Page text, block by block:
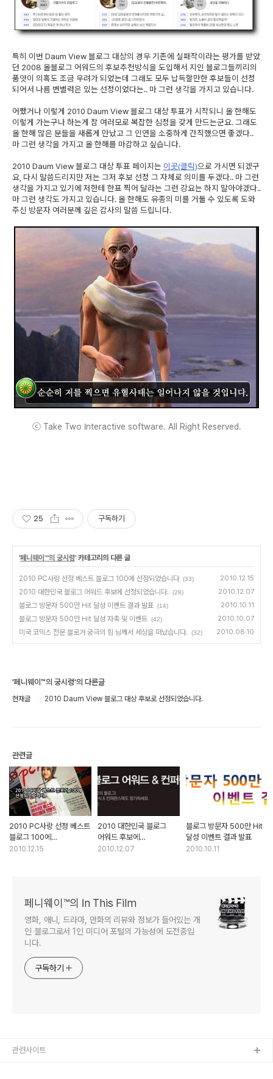
특히 이번 Daum View 블로그 대상의 경우 기존에 실패작이라는 평가를 받았
던 2008 올블로그 어워드의 후보추천방식을 도입해서 지인 블로그들끼리의
품앗이 의혹도 조금 우려가 되었는데 그래도 모두 납득할만한 후보들이 선정
되어서 나름 변별력은 있는 선정이었다는.. 마 그런 생각을 가지고 있습니다.
어쨌거나 이렇게 2010 Daum View 블로그 대상 투표가 시작되니 올 한해도
이렇게 가는구나 하는게 참 여러모로 복잡한 심정을 갖게 만드는군요. 그래도
올 한해 많은 분들을 새롭게 만났고 그 인연을 소중하게 간직했으면 좋겠다..
마 그런 생각을 가지고 올 한해를 마감하고 싶습니다.
2010 Daum View 블로그 대상 투표 페이지는 이곳(클릭)으로 가시면 되겠구
요, 다시 말씀드리지만 저는 그저 후보 선정 그 자체로 의미를 두겠다.. 마 그런
생각을 가지고 있기에 저한테 한표 찍어 달라는 그런 강요는 하지 말아야겠다..
마 그런 생각도 가지고 있습니다. 올 한해도 유종의 미를 거둘 수 있도록 도와
주신 방문자 여러분께 깊은 감사의 말씀 드립니다.
ⓒ Take Two Interactive software. All Right Reserved.
25 구독하기
'페니웨이™의 궁시렁' 카테고리의 다른 글
2010 PC사랑 선정 베스트 블로그 100에 선정되었습니다 (33) 2010.12.15
2010 대한민국 블로그 어워드 후보에 선정되었습니다. (28) 2010.12.07
블로그 방문자 500만 Hit 달성 이벤트 결과 발표 (14) 2010.10.11
블로그 방문자 500만 Hit 달성 자축 및 이벤트 (42) 2010.10.07
미국 코믹스 전문 블로거 궁극의 힘 님께서 세상을 떠났습니다. (32) 2010.08.10
'페니웨이™의 궁시렁'의 다른글
현재글 2010 Daum View 블로그 대상 후보로 선정되었습니다.
관련글
2010 PC사랑 선정 베스트
블로그 100에
선정되었습니다
2010.12.15
2010 대한민국 블로그
어워드 후보에
선정되었습니다.
2010.12.07
블로그 방문자 500만 Hit
달성 이벤트 결과 발표
2010.10.11
페니웨이™의 In This Film
영화, 애니, 드라마, 만화의 리뷰와 정보가 들어있는 개
인 블로그로서 1인 미디어 포털의 가능성에 도전중입
니다.
구독하기
관련사이트